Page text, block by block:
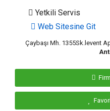
Yetkili Servis
Web Sitesine Git
Çaybaşı Mh. 1355Sk.levent